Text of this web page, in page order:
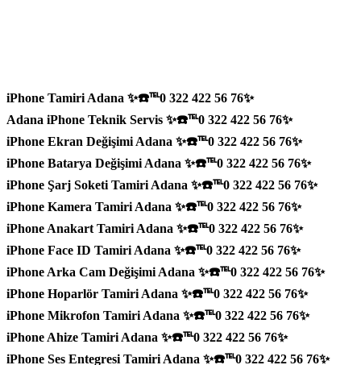
iPhone Tamiri Adana ✨☎️℡0 322 422 56 76✨
Adana iPhone Teknik Servis ✨☎️℡0 322 422 56 76✨
iPhone Ekran Değişimi Adana ✨☎️℡0 322 422 56 76✨
iPhone Batarya Değişimi Adana ✨☎️℡0 322 422 56 76✨
iPhone Şarj Soketi Tamiri Adana ✨☎️℡0 322 422 56 76✨
iPhone Kamera Tamiri Adana ✨☎️℡0 322 422 56 76✨
iPhone Anakart Tamiri Adana ✨☎️℡0 322 422 56 76✨
iPhone Face ID Tamiri Adana ✨☎️℡0 322 422 56 76✨
iPhone Arka Cam Değişimi Adana ✨☎️℡0 322 422 56 76✨
iPhone Hoparlör Tamiri Adana ✨☎️℡0 322 422 56 76✨
iPhone Mikrofon Tamiri Adana ✨☎️℡0 322 422 56 76✨
iPhone Ahize Tamiri Adana ✨☎️℡0 322 422 56 76✨
iPhone Ses Entegresi Tamiri Adana ✨☎️℡0 322 422 56 76✨